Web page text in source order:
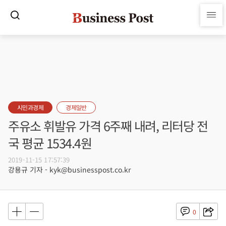
시민과경제 경제일반
주유소 휘발유 가격 6주째 내려, 리터당 전
국 평균 1534.4원
2019-11-15 17:57:39
강용규 기자 - kyk@businesspost.co.kr
0